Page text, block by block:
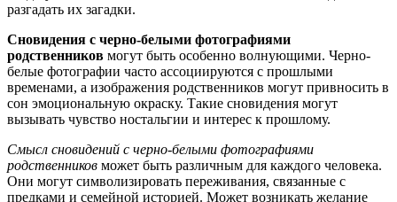
разгадать их загадки.
Сновидения с черно-белыми фотографиями
родственников могут быть особенно волнующими. Черно-
белые фотографии часто ассоциируются с прошлыми
временами, а изображения родственников могут привносить в
сон эмоциональную окраску. Такие сновидения могут
вызывать чувство ностальгии и интерес к прошлому.
Смысл сновидений с черно-белыми фотографиями
родственников может быть различным для каждого человека.
Они могут символизировать переживания, связанные с
предками и семейной историей. Может возникать желание